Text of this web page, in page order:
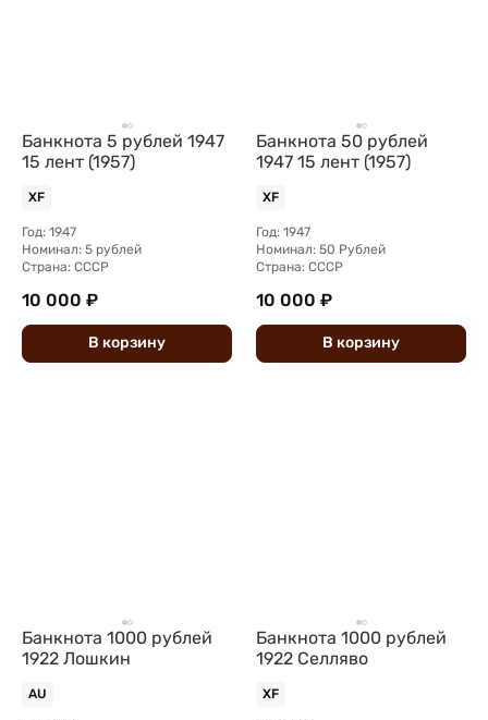
Банкнота 5 рублей 1947
15 лент (1957)
XF
Год: 1947
Номинал: 5 рублей
Страна: СССР
10 000 ₽
В корзину
Банкнота 50 рублей
1947 15 лент (1957)
XF
Год: 1947
Номинал: 50 Рублей
Страна: СССР
10 000 ₽
В корзину
Банкнота 1000 рублей
1922 Лошкин
AU
Банкнота 1000 рублей
1922 Селляво
XF